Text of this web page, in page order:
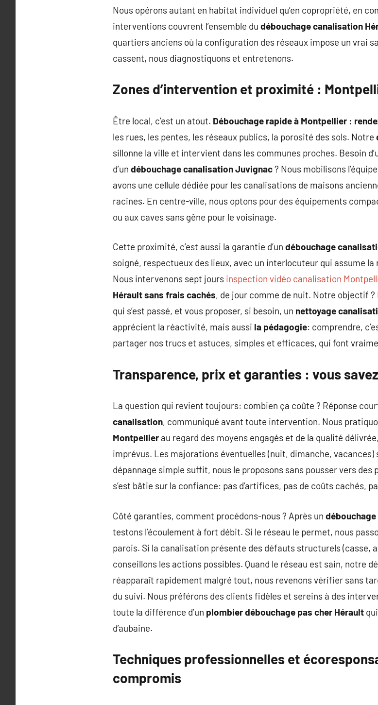
Nous opérons autant en habitat individuel qu’en copropriété, en
interventions couvrent l’ensemble du débouchage canalisation
quartiers anciens où la configuration des réseaux impose un vrai
cassent, nous diagnostiquons et entretenons.
Zones d’intervention et proximité :
Être local, c’est un atout. Débouchage rapide à Montpellier :
les rues, les pentes, les réseaux publics, la porosité des sols. Notre
sillonne la ville et intervient dans les communes proches. Besoin
d’un débouchage canalisation Juvignac? Nous mobilisons
avons une cellule dédiée pour les canalisations de maisons
racines. En centre-ville, nous optons pour des équipements
ou aux caves sans gêne pour le voisinage.
Cette proximité, c’est aussi la garantie d’un débouchage
soigné, respectueux des lieux, avec un interlocuteur qui assume
Nous intervenons sept jours inspection vidéo canalisation
Hérault sans frais cachés, de jour comme de nuit. Notre objectif
qui s’est passé, et vous proposer, si besoin, un nettoyage
apprécient la réactivité, mais aussi la pédagogie: comprendre,
partager nos trucs et astuces, simples et efficaces, qui font
Transparence, prix et garanties : vous
La question qui revient toujours: combien ça coûte ? Réponse
canalisation, communiqué avant toute intervention. Nous
Montpellier au regard des moyens engagés et de la qualité
imprévus. Les majorations éventuelles (nuit, dimanche, vacances)
dépannage simple suffit, nous le proposons sans pousser vers
s’est bâtie sur la confiance: pas d’artifices, pas de coûts cachés,
Côté garanties, comment procédons-nous ? Après un
testons l’écoulement à fort débit. Si le réseau le permet, nous
parois. Si la canalisation présente des défauts structurels (casse,
conseillons les actions possibles. Quand le réseau est sain, notre
réapparaît rapidement malgré tout, nous revenons vérifier sans
du suivi. Nous préférons des clients fidèles et sereins à des
toute la différence d’un plombier débouchage pas cher Hérault
d’aubaine.
Techniques professionnelles et
compromis